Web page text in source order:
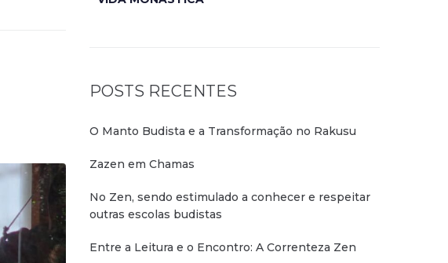
POSTS RECENTES
O Manto Budista e a Transformação no Rakusu
Zazen em Chamas
No Zen, sendo estimulado a conhecer e respeitar
outras escolas budistas
Entre a Leitura e o Encontro: A Correnteza Zen